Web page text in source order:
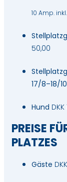
10 Amp.
50,00
17/8–18/10
Hund DKK
PREISE
LATZES
Gäste